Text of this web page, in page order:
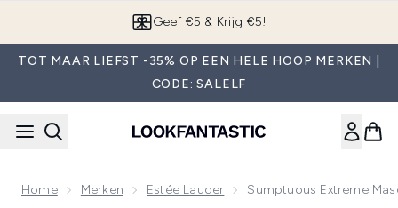
App downloaden
TOT MAAR LIEFST -35% OP EEN HELE HOOP MERKEN |
CODE: SALELF
Home Merken Estée Lauder Sumptuous Extreme